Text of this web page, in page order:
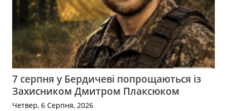
7 серпня у Бердичеві попрощаються із
Захисником Дмитром Плаксюком
Четвер, 6 Серпня, 2026